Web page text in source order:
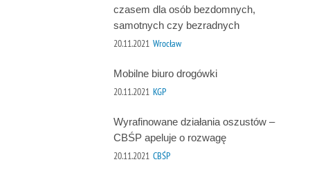
czasem dla osób bezdomnych,
samotnych czy bezradnych
20.11.2021 Wrocław
Mobilne biuro drogówki
20.11.2021 KGP
Wyrafinowane działania oszustów –
CBŚP apeluje o rozwagę
20.11.2021 CBŚP